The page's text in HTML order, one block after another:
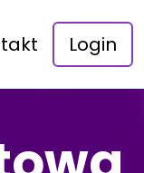
Login